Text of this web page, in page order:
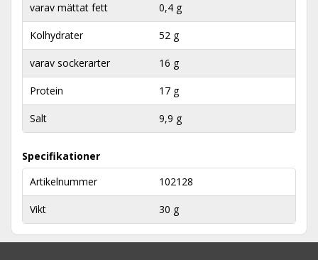
varav mättat fett 0,4 g
Kolhydrater 52 g
varav sockerarter 16 g
Protein 17 g
Salt 9,9 g
Specifikationer
Artikelnummer
102128
Vikt 30 g